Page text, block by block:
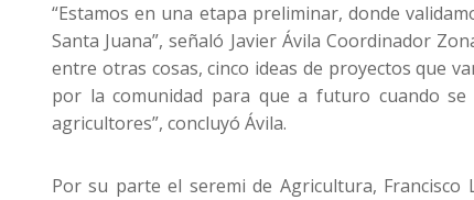
“Estamos en una etapa preliminar, donde
Santa Juana”, señaló Javier Ávila Coordinador
entre otras cosas, cinco ideas de proyectos que
por la comunidad para que a futuro cuando
agricultores”, concluyó Ávila.
Por su parte el seremi de Agricultura,